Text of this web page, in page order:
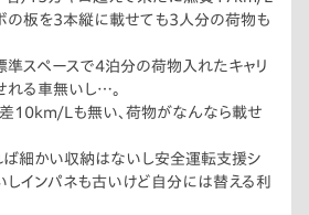
ボの板を3本縦に載せても3人分の荷物も
準スペースで4泊分の荷物入れたキャリ
れる車無いし…。
10km/Lも無い、荷物がなんなら載せ
細かい収納はないし安全運転支援シ
しインパネも古いけど自分には替える利